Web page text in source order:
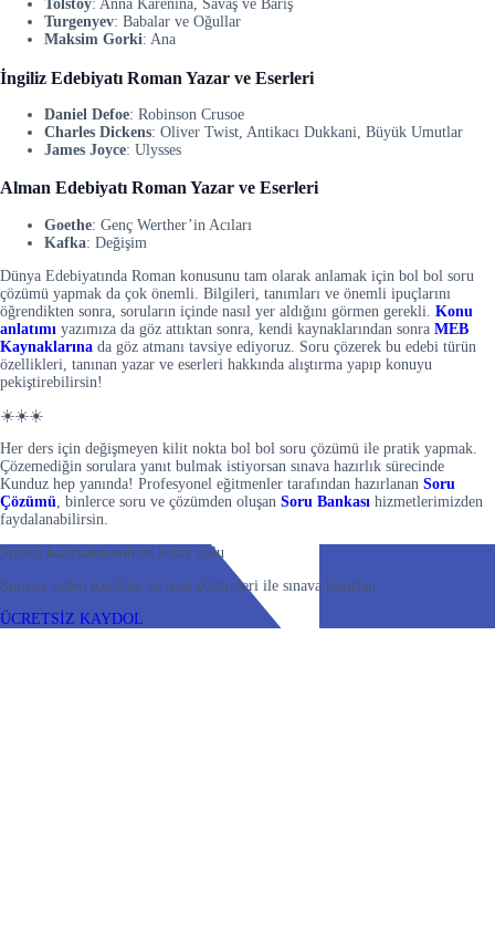
Tolstoy: Anna Karenina, Savaş ve Barış
Turgenyev: Babalar ve Oğullar
Maksim Gorki: Ana
İngiliz Edebiyatı Roman Yazar ve Eserleri
Daniel Defoe: Robinson Crusoe
Charles Dickens: Oliver Twist, Antikacı Dukkani, Büyük Umutlar
James Joyce: Ulysses
Alman Edebiyatı Roman Yazar ve Eserleri
Goethe: Genç Werther’in Acıları
Kafka: Değişim
Dünya Edebiyatında Roman konusunu tam olarak anlamak için bol bol soru
çözümü yapmak da çok önemli. Bilgileri, tanımları ve önemli ipuçlarını
öğrendikten sonra, soruların içinde nasıl yer aldığını görmen gerekli. Konu
anlatımı yazımıza da göz attıktan sonra, kendi kaynaklarından sonra MEB
Kaynaklarına da göz atmanı tavsiye ediyoruz. Soru çözerek bu edebi türün
özellikleri, tanınan yazar ve eserleri hakkında alıştırma yapıp konuyu
pekiştirebilirsin!
☀️☀️☀️
Her ders için değişmeyen kilit nokta bol bol soru çözümü ile pratik yapmak.
Çözemediğin sorulara yanıt bulmak istiyorsan sınava hazırlık sürecinde
Kunduz hep yanında! Profesyonel eğitmenler tarafından hazırlanan Soru
Çözümü , binlerce soru ve çözümden oluşan Soru Bankası hizmetlerimizden
faydalanabilirsin.
Sınava hazırlanmanın en kolay yolu
Sınırsız video içerikler ve soru çözümleri ile sınava hazırlan
ÜCRETSİZ KAYDOL